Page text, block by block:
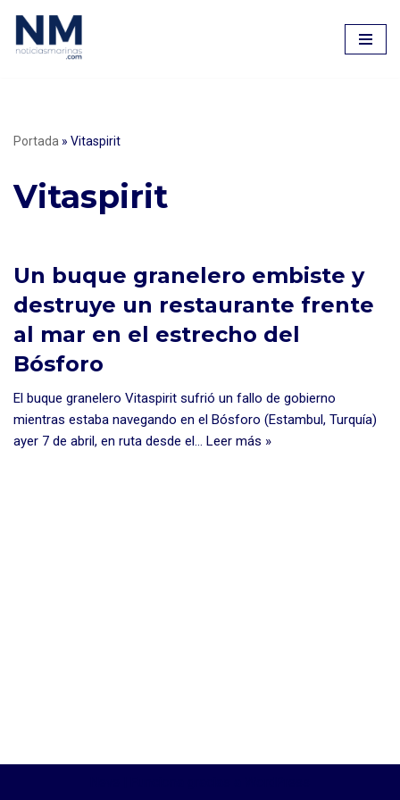
Saltar
Portada » Vitaspirit
Vitaspirit
Un buque granelero embiste y
destruye un restaurante frente
al mar en el estrecho del
Bósforo
El buque granelero Vitaspirit sufrió un fallo de gobierno
mientras estaba navegando en el Bósforo (Estambul, Turquía)
ayer 7 de abril, en ruta desde el… Leer más »